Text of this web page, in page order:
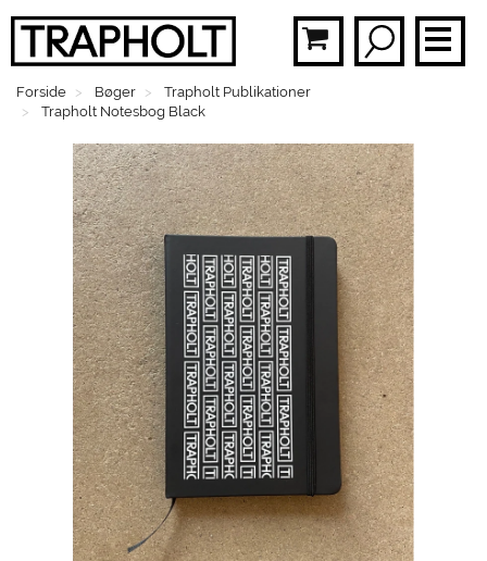
Forside Bøger
Trapholt Publikationer
Trapholt Notesbog Black